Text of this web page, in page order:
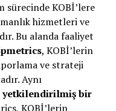
sürecinde KOBİ’lere
hizmetleri ve
Bu alanda faaliyet
, KOBİ’lerin
ve strateji
Aynı
yetkilendirilmiş bir
KOBİ’lerin